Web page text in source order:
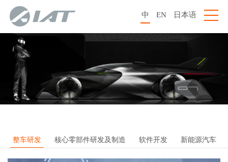
中 EN 日本语
整车研发 核心零部件研发及制造 软件开发 新能源汽车